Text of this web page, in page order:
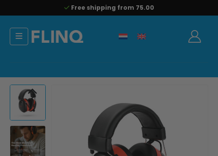
Free shipping from 75.00